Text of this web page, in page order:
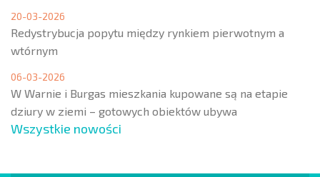
20-03-2026
Redystrybucja popytu między rynkiem pierwotnym a
wtórnym
06-03-2026
W Warnie i Burgas mieszkania kupowane są na etapie
dziury w ziemi – gotowych obiektów ubywa
Wszystkie nowości